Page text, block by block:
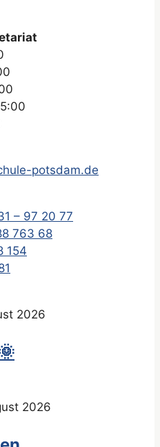
potsdam.de
– 97 20 77
763 68
154
2026
2026